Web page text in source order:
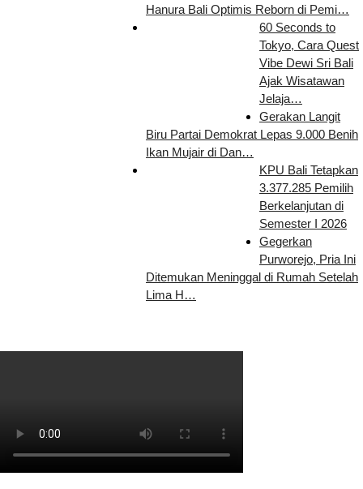
Hanura Bali Optimis Reborn di Pemi…
60 Seconds to
Tokyo, Cara Quest
Vibe Dewi Sri Bali
Ajak Wisatawan
Jelaja…
Gerakan Langit
Biru Partai Demokrat Lepas 9.000 Benih
Ikan Mujair di Dan…
KPU Bali Tetapkan
3.377.285 Pemilih
Berkelanjutan di
Semester I 2026
Gegerkan
Purworejo, Pria Ini
Ditemukan Meninggal di Rumah Setelah
Lima H…